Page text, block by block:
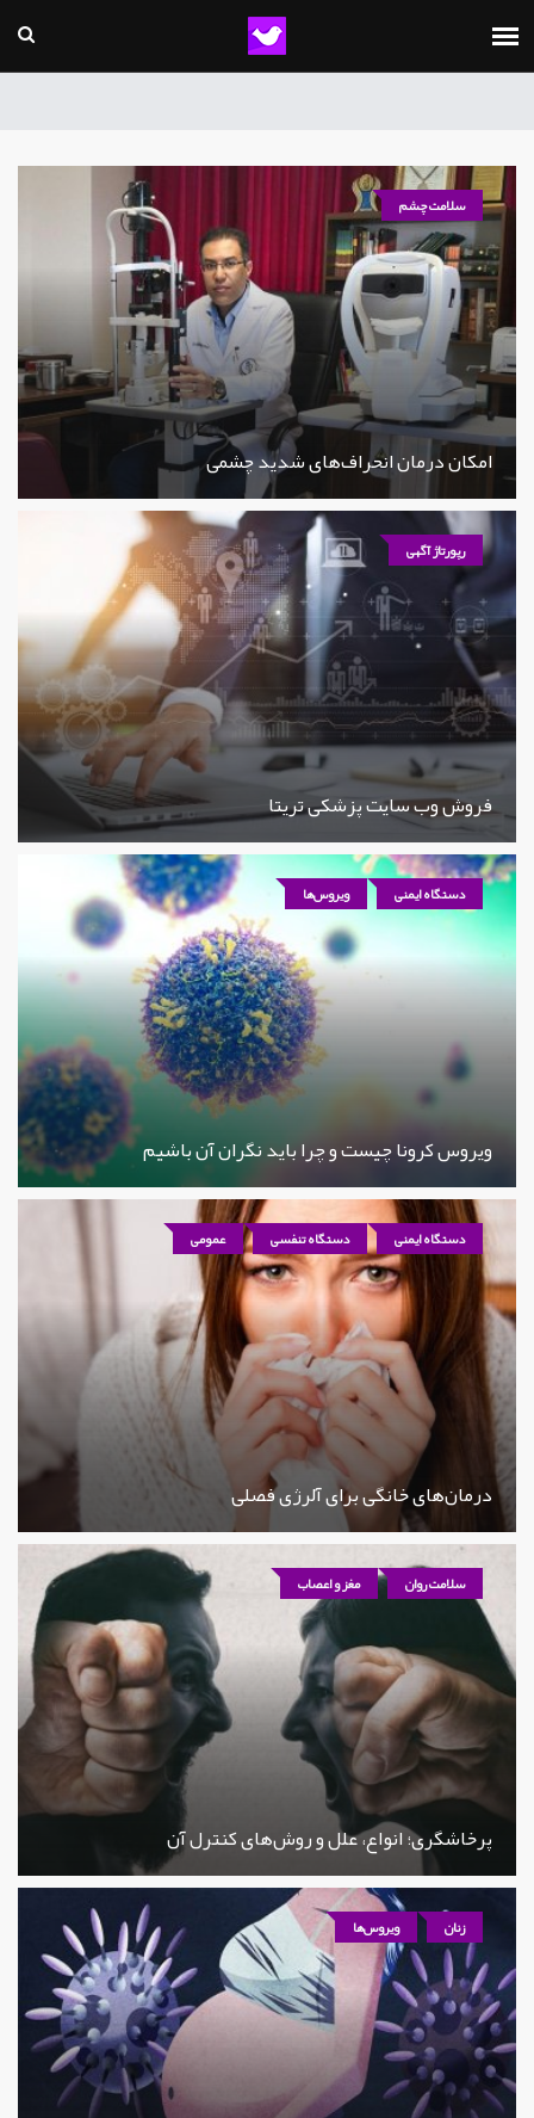
سلامت چشم
امکان درمان انحراف‌های شدید چشمی
رپورتاژ آگهی
فروش وب سایت پزشکی تریتا
دستگاه ایمنی ویروس‌ها
ویروس کرونا چیست و چرا باید نگران آن باشیم
دستگاه ایمنی دستگاه تنفسی عمومی
درمان‌های خانگی برای آلرژی فصلی
سلامت روان مغز و اعصاب
پرخاشگری؛ انواع، علل و روش‌های کنترل آن
زنان ویروس‌ها